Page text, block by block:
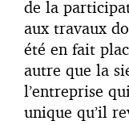
de la
aux travaux
été en fait
autre que la
l’entreprise
unique qu’il